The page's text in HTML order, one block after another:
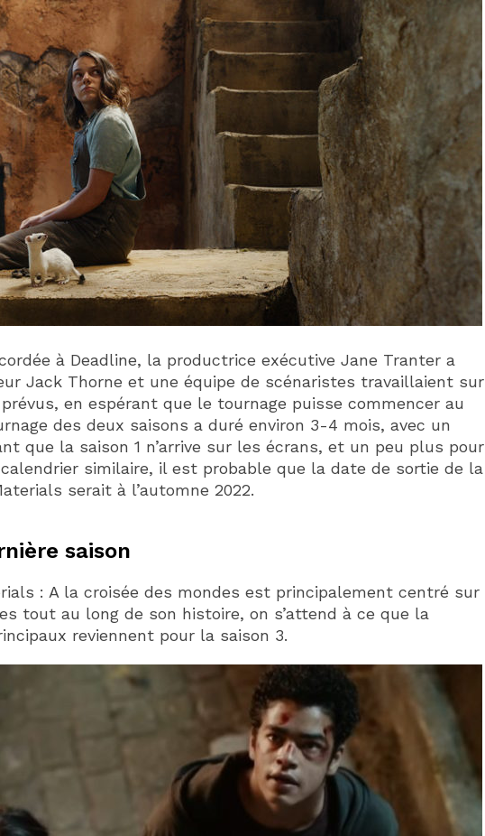
à Deadline, la productrice exécutive Jane Tranter a
Jack Thorne et une équipe de scénaristes travaillaient sur
en espérant que le tournage puisse commencer au
des deux saisons a duré environ 3-4 mois, avec un
que la saison 1 n’arrive sur les écrans, et un peu plus pour
calendrier similaire, il est probable que la date de sortie de la
serait à l’automne 2022.
saison
: A la croisée des mondes est principalement centré sur
tout au long de son histoire, on s’attend à ce que la
reviennent pour la saison 3.